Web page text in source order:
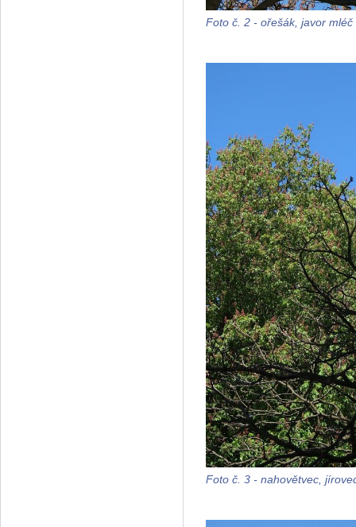
Foto č. 2 - ořešák, javor
Foto č. 3 - nahovětvec,